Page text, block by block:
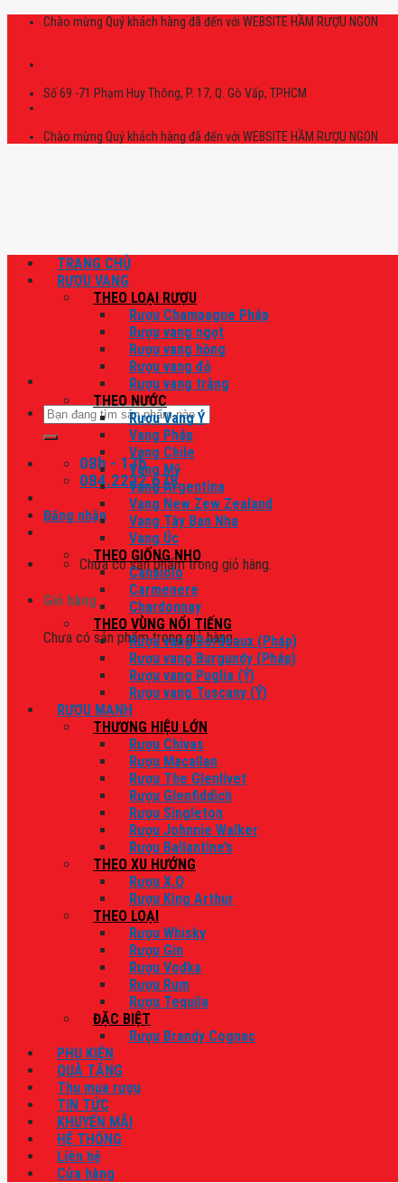
Skip
Chào mừng Quý khách hàng đã đến với WEBSITE HẦM RƯỢU NGON
Số 69 -71 Phạm Huy Thông, P. 17, Q. Gò Vấp, TPHCM
Chào mừng Quý khách hàng đã đến với WEBSITE HẦM RƯỢU NGON
Tìm
kiếm:
08h - 17h
084.2222.678
Đăng nhập
Chưa có sản phẩm trong giỏ hàng.
Giỏ hàng
Chưa có sản phẩm trong giỏ hàng.
TRANG CHỦ
RƯỢU VANG
THEO LOẠI RƯỢU
Rượu Champagne Pháp
Rượu vang ngọt
Rượu vang hồng
Rượu vang đỏ
Rượu vang trắng
THEO NƯỚC
Rượu Vang Ý
Vang Pháp
Vang Chile
Vang Mỹ
Vang Argentina
Vang New Zew Zealand
Vang Tây Ban Nha
Vang Úc
THEO GIỐNG NHO
Canaiolo
Carmenere
Chardonnay
THEO VÙNG NỔI TIẾNG
Rượu vang Bordeaux (Pháp)
Rượu vang Burgundy (Pháp)
Rượu vang Puglia (Ý)
Rượu vang Tuscany (Ý)
RƯỢU MẠNH
THƯƠNG HIỆU LỚN
Rượu Chivas
Rượu Macallan
Rượu The Glenlivet
Rượu Glenfiddich
Rượu Singleton
Rượu Johnnie Walker
Rượu Ballantine’s
THEO XU HƯỚNG
Rượu X.O
Rượu King Arthur
THEO LOẠI
Rượu Whisky
Rượu Gin
Rượu Vodka
Rượu Rum
Rượu Tequila
ĐẶC BIỆT
Rượu Brandy Cognac
PHỤ KIỆN
QUÀ TẶNG
Thu mua rượu
TIN TỨC
KHUYẾN MÃI
HỆ THỐNG
Liên hệ
Cửa hàng